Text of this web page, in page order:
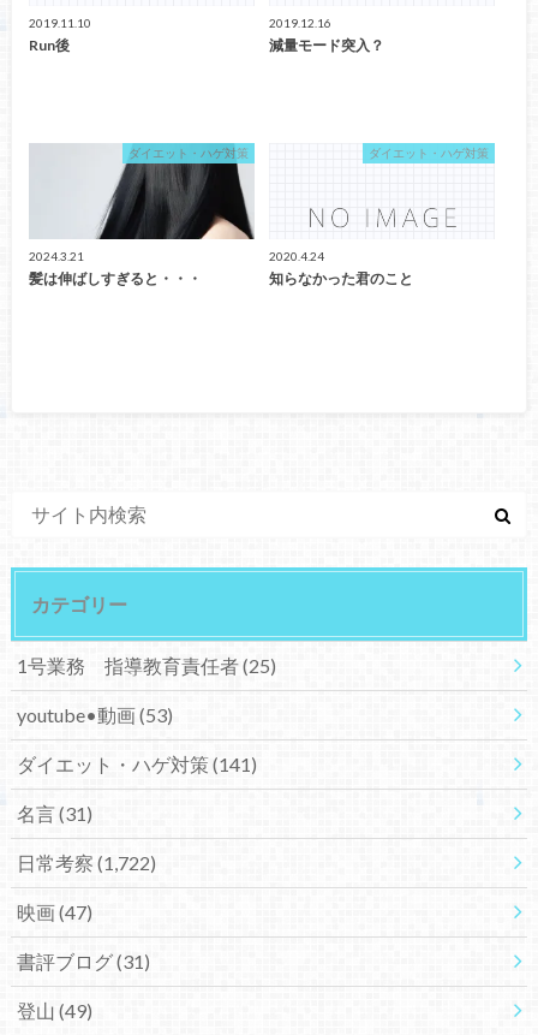
2019.11.10
Run後
2019.12.16
減量モード突入？
ダイエット・ハゲ対策
2024.3.21
髪は伸ばしすぎると・・・
ダイエット・ハゲ対策
2020.4.24
知らなかった君のこと
カテゴリー
1号業務 指導教育責任者(25)
youtube•動画(53)
ダイエット・ハゲ対策(141)
名言(31)
日常考察 (1,722)
映画(47)
書評ブログ(31)
登山 (49)